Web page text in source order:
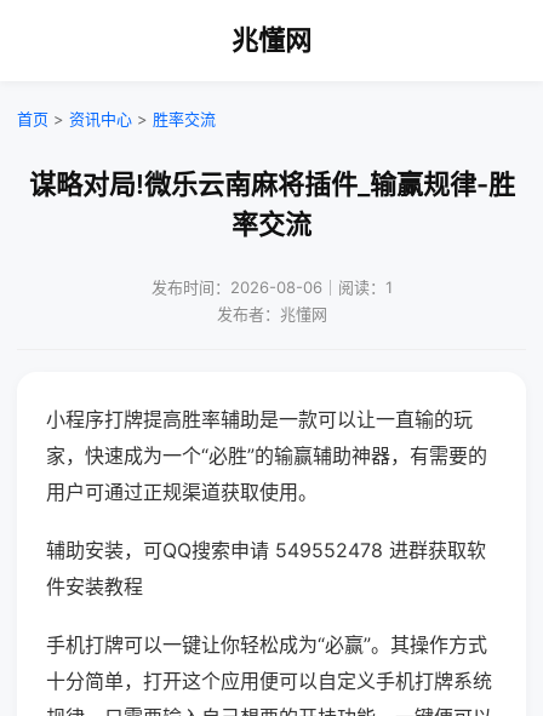
兆懂网
首页 > 资讯中心 > 胜率交流
谋略对局!微乐云南麻将插件_输赢规律-胜
率交流
发布时间：2026-08-06｜阅读：1
发布者：兆懂网
小程序打牌提高胜率辅助是一款可以让一直输的玩
家，快速成为一个“必胜”的输赢辅助神器，有需要的
用户可通过正规渠道获取使用。
辅助安装，可QQ搜索申请 549552478 进群获取软
件安装教程
手机打牌可以一键让你轻松成为“必赢”。其操作方式
十分简单，打开这个应用便可以自定义手机打牌系统